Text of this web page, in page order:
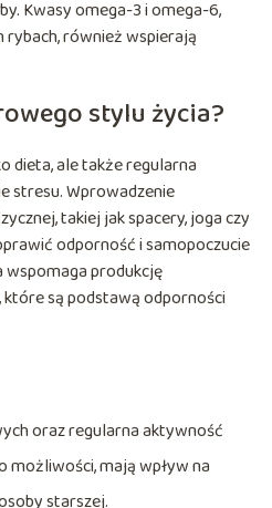
Kwasy omega-3 i omega-6,
również wspierają
stylu życia?
dieta, ale także regularna
stresu. Wprowadzenie
takiej jak spacery, joga czy
odporność i samopoczucie
produkcję
są podstawą odporności
oraz regularna aktywność
możliwości, mają wpływ na
starszej.